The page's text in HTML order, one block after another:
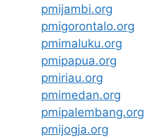
pmijambi.org
pmigorontalo.org
pmimaluku.org
pmipapua.org
pmiriau.org
pmimedan.org
pmipalembang.org
pmijogja.org